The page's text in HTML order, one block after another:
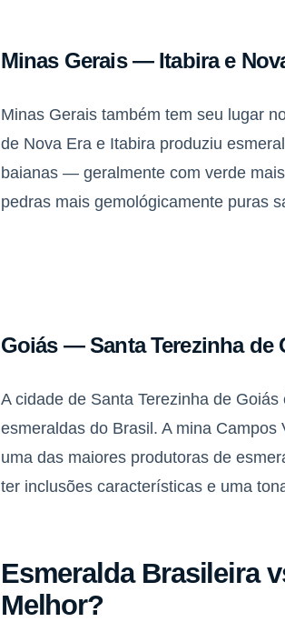
Minas Gerais — Itabira e
Minas Gerais também tem seu lugar
de Nova Era e Itabira produziu
baianas — geralmente com verde
pedras mais gemológicamente puras
Goiás — Santa Terezinha de
A cidade de Santa Terezinha de
esmeraldas do Brasil. A mina
uma das maiores produtoras de
ter inclusões características e uma
Esmeralda Brasileira
Melhor?